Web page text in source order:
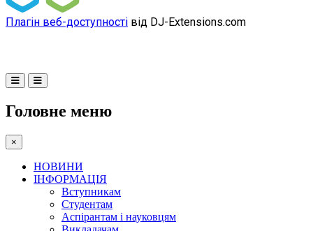
Плагін веб-доступності від DJ-Extensions.com
Головне меню
×
НОВИНИ
ІНФОРМАЦІЯ
Вступникам
Студентам
Аспірантам і науковцям